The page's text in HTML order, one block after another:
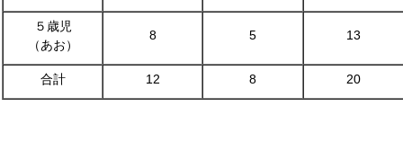
５歳児
（あお）
8 5 13
合計 12 8 20